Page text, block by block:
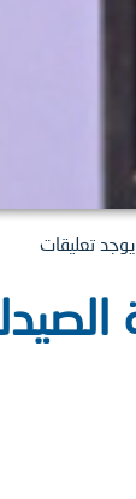
يوجد تعليقات